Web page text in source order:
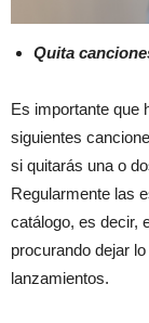
Quita
Es importante que
siguientes
si quitarás una o
Regularmente las
catálogo, es decir,
procurando dejar
lanzamientos.